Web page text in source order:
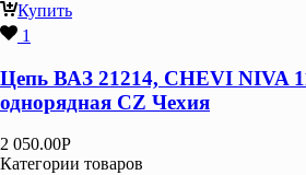
Купить
1
Цепь ВАЗ 21214, CHEVI NIVA
однорядная CZ Чехия
2 050.00Р
Категории товаров